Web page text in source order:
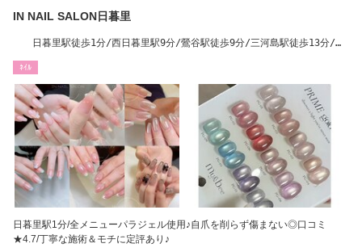
IN NAIL SALON日暮里
日暮里駅徒歩1分/西日暮里駅9分/鶯谷駅徒歩9分/三河島駅徒歩13分/千
ﾈｲﾙ
日暮里駅1分/全メニューパラジェル使用♪自爪を削らず傷まない◎口コミ
★4.7/丁寧な施術＆モチに定評あり♪